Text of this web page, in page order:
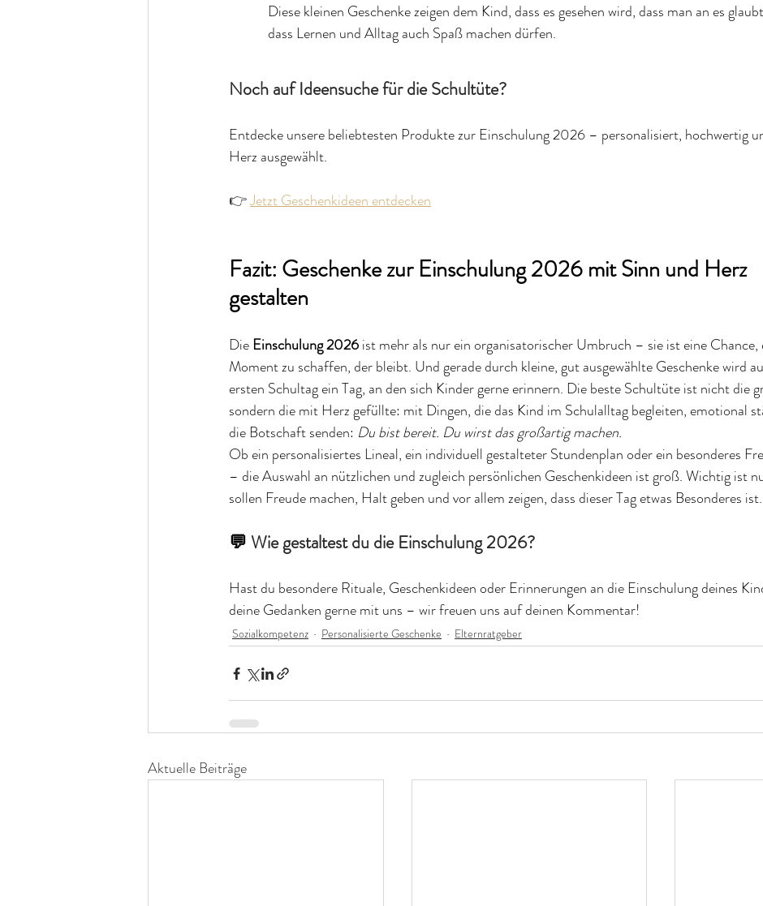
Diese kleinen Geschenke zeigen dem Kind, dass es gesehen wird, dass man an es
dass Lernen und Alltag auch Spaß machen dürfen.
Noch auf Ideensuche für die Schultüte?
Entdecke unsere beliebtesten Produkte zur Einschulung 2026 – personalisiert, hochwertig
Herz ausgewählt.
👉 Jetzt Geschenkideen entdecken
Fazit: Geschenke zur Einschulung 2026 mit Sinn und Herz
gestalten
Die Einschulung 2026 ist mehr als nur ein organisatorischer Umbruch – sie ist eine Chance,
Moment zu schaffen, der bleibt. Und gerade durch kleine, gut ausgewählte Geschenke wird
ersten Schultag ein Tag, an den sich Kinder gerne erinnern. Die beste Schultüte ist nicht die
sondern die mit Herz gefüllte: mit Dingen, die das Kind im Schulalltag begleiten, emotional
die Botschaft senden: Du bist bereit. Du wirst das großartig machen.
Ob ein personalisiertes Lineal, ein individuell gestalteter Stundenplan oder ein besonderes
– die Auswahl an nützlichen und zugleich persönlichen Geschenkideen ist groß. Wichtig ist
sollen Freude machen, Halt geben und vor allem zeigen, dass dieser Tag etwas Besonderes ist.
💬 Wie gestaltest du die Einschulung 2026?
Hast du besondere Rituale, Geschenkideen oder Erinnerungen an die Einschulung deines
deine Gedanken gerne mit uns – wir freuen uns auf deinen Kommentar!
Sozialkompetenz Personalisierte Geschenke Elternratgeber
Aktuelle Beiträge